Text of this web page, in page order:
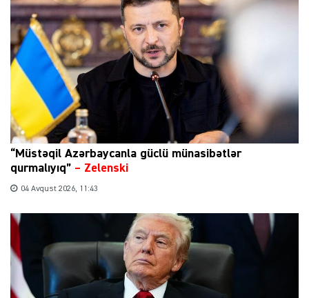
“Müstəqil Azərbaycanla güclü münasibətlər
qurmalıyıq” – Zelenski
04 Avqust 2026, 11:43